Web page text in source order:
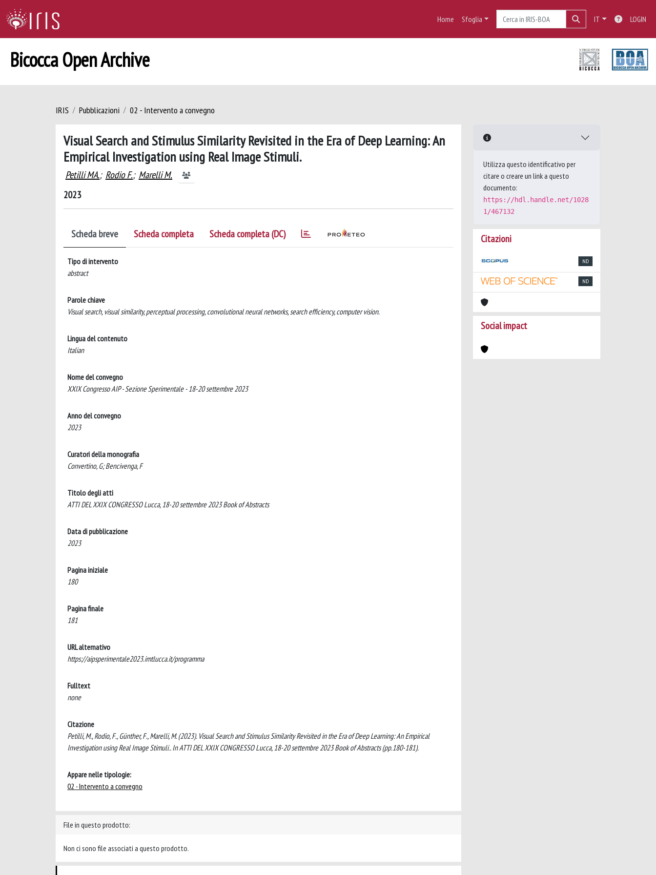
Home Sfoglia IT LOGIN
Bicocca Open Archive
IRIS Pubblicazioni 02 - Intervento a convegno
Visual Search and Stimulus Similarity Revisited in the Era of Deep Learning: An
Empirical Investigation using Real Image Stimuli.
Petilli MA.; Rodio F.; Marelli M.
2023
Scheda breve Scheda completa Scheda completa (DC)
Tipo di intervento
abstract
Parole chiave
Visual search, visual similarity, perceptual processing, convolutional neural networks, search efficiency, computer vision.
Lingua del contenuto
Italian
Nome del convegno
XXIX Congresso AIP - Sezione Sperimentale - 18-20 settembre 2023
Anno del convegno
2023
Curatori della monografia
Convertino, G; Bencivenga, F
Titolo degli atti
ATTI DEL XXIX CONGRESSO Lucca, 18-20 settembre 2023 Book of Abstracts
Data di pubblicazione
2023
Pagina iniziale
180
Pagina finale
181
URL alternativo
https://aipsperimentale2023.imtlucca.it/programma
Fulltext
none
Citazione
Petilli, M., Rodio, F., Günther, F., Marelli, M. (2023). Visual Search and Stimulus Similarity Revisited in the Era of Deep Learning: An Empirical
Investigation using Real Image Stimuli.. In ATTI DEL XXIX CONGRESSO Lucca, 18-20 settembre 2023 Book of Abstracts (pp.180-181).
Appare nelle tipologie:
02 - Intervento a convegno
File in questo prodotto:
Non ci sono file associati a questo prodotto.
Utilizza questo identificativo per
citare o creare un link a questo
documento:
https://hdl.handle.net/1028
1/467132
Citazioni
ND
ND
Social impact